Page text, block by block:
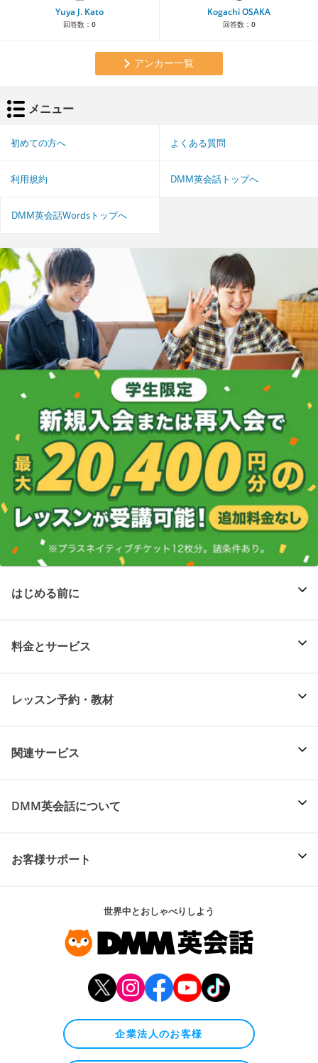
Yuya J. Kato
回答数： 0
Kogachi OSAKA
回答数： 0
アンカー一覧
メニュー
初めての方へ よくある質問
利用規約 DMM英会話トップへ
DMM英会話Wordsトップへ
はじめる前に
料金とサービス
レッスン予約・教材
関連サービス
DMM英会話について
お客様サポート
世界中とおしゃべりしよう
企業法人のお客様